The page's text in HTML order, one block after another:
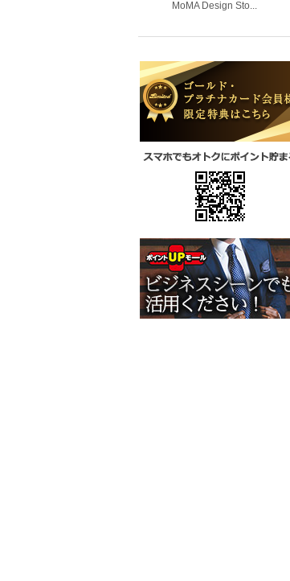
MoMA Design Sto...